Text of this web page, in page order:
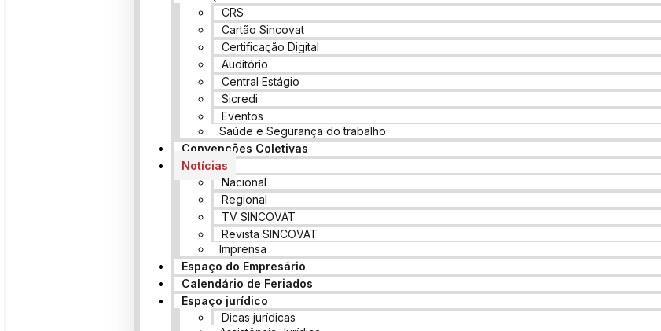
CRS
Cartão Sincovat
Certificação Digital
Auditório
Central Estágio
Sicredi
Eventos
Saúde e Segurança do trabalho
Convenções Coletivas
Notícias
Nacional
Regional
TV SINCOVAT
Revista SINCOVAT
Imprensa
Espaço do Empresário
Calendário de Feriados
Espaço jurídico
Dicas jurídicas